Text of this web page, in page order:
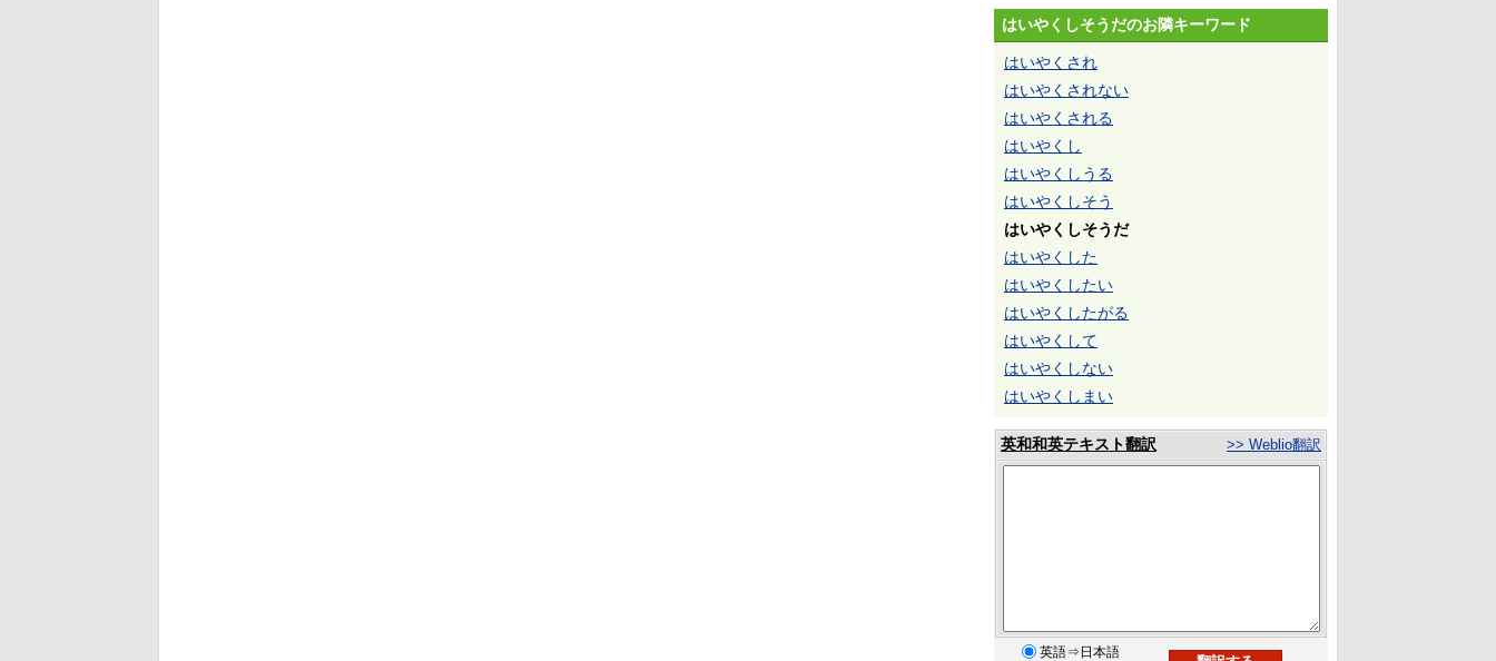
はいやくしそうだのお隣キーワード
はいやくされ
はいやくされない
はいやくされる
はいやくし
はいやくしうる
はいやくしそう
はいやくしそうだ
はいやくした
はいやくしたい
はいやくしたがる
はいやくして
はいやくしない
はいやくしまい
英和和英テキスト翻訳 >> Weblio翻訳
英語⇒日本語